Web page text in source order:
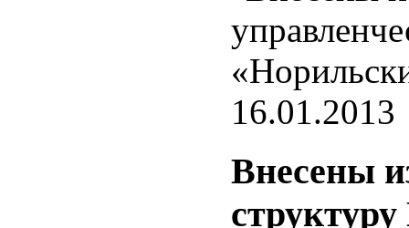
16.01.2013
Внесены